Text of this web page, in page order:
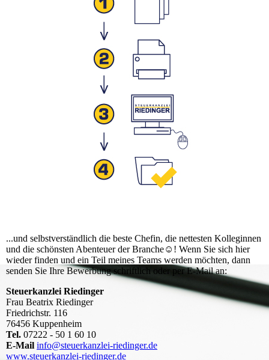
...und selbstverständlich die beste Chefin, die nettesten Kolleginnen
und die schönsten Abenteuer der Branche☺! Wenn Sie sich hier
wieder finden und ein Teil meines Teams werden möchten, dann
senden Sie Ihre Bewerbung schriftlich oder per E-Mail an:
Steuerkanzlei Riedinger
Frau Beatrix Riedinger
Friedrichstr. 116
76456 Kuppenheim
Tel. 07222 - 50 1 60 10
E-Mail info@steuerkanzlei-riedinger.de
www.steuerkanzlei-riedinger.de